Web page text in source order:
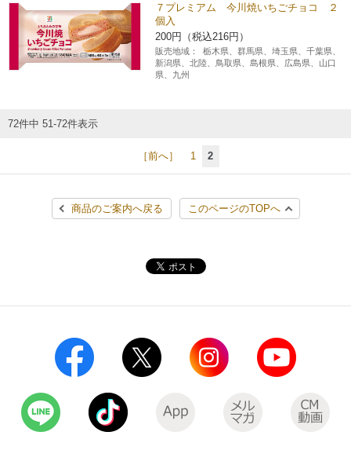
７プレミアム 今川焼いちごチョコ ２
個入
200円（税込216円）
販売地域：
栃木県、群馬県、埼玉県、千葉県、
新潟県、北陸、鳥取県、島根県、広島県、山口
県、九州
72件中 51-72件表示
［前へ］ 1 2
商品のご案内へ戻る このページのTOPへ